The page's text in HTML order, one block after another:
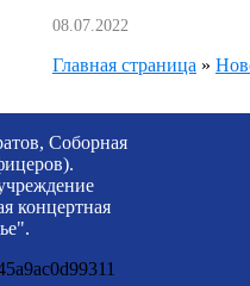
08.07.2022
Главная страница »
Соборная
концертная